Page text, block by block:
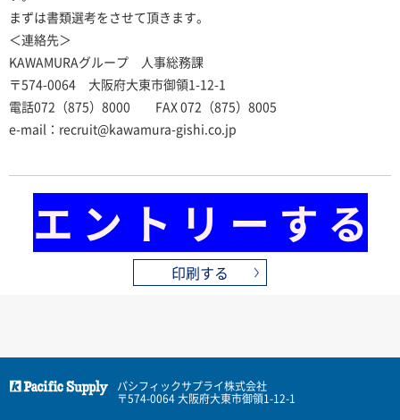
まずは書類選考をさせて頂きます。
＜連絡先＞
KAWAMURAグループ 人事総務課
〒574-0064 大阪府大東市御領1-12-1
電話072（875）8000 FAX 072（875）8005
e-mail：recruit@kawamura-gishi.co.jp
エ ン ト リ ー す る
印刷する
パシフィックサプライ株式会社
〒574-0064 大阪府大東市御領1-12-1